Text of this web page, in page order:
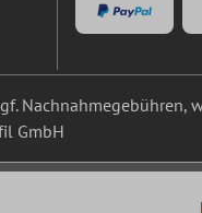
Nachnahmegebühren,
GmbH